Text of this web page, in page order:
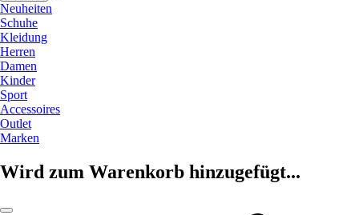
Neuheiten
Schuhe
Kleidung
Herren
Damen
Kinder
Sport
Accessoires
Outlet
Marken
Wird zum Warenkorb hinzugefügt...